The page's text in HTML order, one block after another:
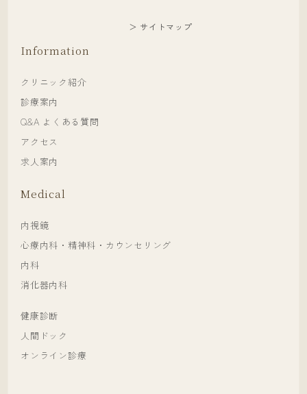
＞ サイトマップ
Information
クリニック紹介
診療案内
Q&A よくある質問
アクセス
求人案内
Medical
内視鏡
心療内科・精神科・カウンセリング
内科
消化器内科
健康診断
人間ドック
オンライン診療